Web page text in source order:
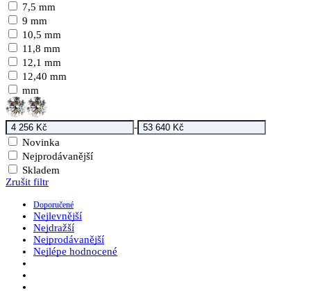
7,5 mm
9 mm
10,5 mm
11,8 mm
12,1 mm
12,40 mm
mm
-
Novinka
Nejprodávanější
Skladem
Zrušit filtr
Doporučené
Nejlevnější
Nejdražší
Nejprodávanější
Nejlépe hodnocené